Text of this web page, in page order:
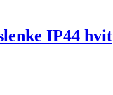
IP44 hvit